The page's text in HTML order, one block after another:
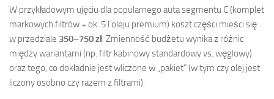
W przykładowym ujęciu dla popularnego auta segmentu C (komplet
markowych filtrów + ok. 5 l oleju premium) koszt części mieści się
w przedziale 350–750 zł. Zmienność budżetu wynika z różnic
między wariantami (np. filtr kabinowy standardowy vs. węglowy)
oraz tego, co dokładnie jest wliczone w „pakiet” (w tym czy olej jest
liczony osobno czy razem z filtrami).